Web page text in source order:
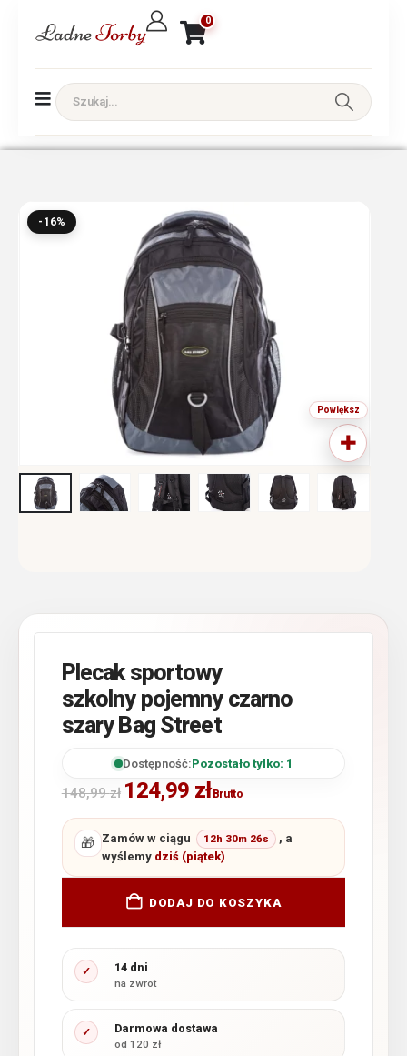
0
-16%
Plecak sportowy
szkolny pojemny czarno
szary Bag Street
Dostępność:Pozostało tylko: 1
148,99zł 124,99 złBrutto
🎁 Zamów w ciągu 12h 30m 26s
, a
wyślemy dziś (piątek).
DODAJ DO KOSZYKA
✓ 14 dni
na zwrot
✓ Darmowa dostawa
od 120 zł